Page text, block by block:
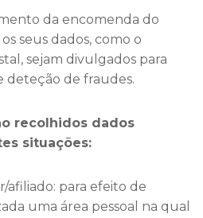
da encomenda do
seus dados, como o
sejam divulgados para
deteção de fraudes.
recolhidos dados
situações:
afiliado: para efeito de
uma área pessoal na qual